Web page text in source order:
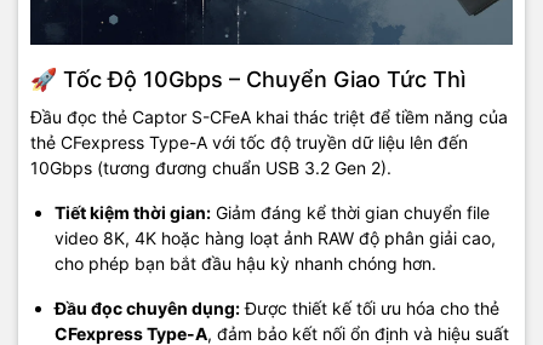
🚀 Tốc Độ 10Gbps – Chuyển Giao Tức Thì
Đầu đọc thẻ Captor S-CFeA khai thác triệt để tiềm năng của
thẻ CFexpress Type-A với tốc độ truyền dữ liệu lên đến
10Gbps (tương đương chuẩn USB 3.2 Gen 2).
Tiết kiệm thời gian: Giảm đáng kể thời gian chuyển file
video 8K, 4K hoặc hàng loạt ảnh RAW độ phân giải cao,
cho phép bạn bắt đầu hậu kỳ nhanh chóng hơn.
Đầu đọc chuyên dụng:Được thiết kế tối ưu hóa cho thẻ
CFexpress Type-A, đảm bảo kết nối ổn định và hiệu suất